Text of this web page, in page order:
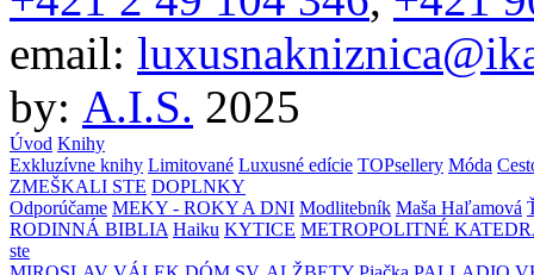
email:
by: A.I.S. 2025
Úvod Knihy
Exkluzívne knihy Limitované Luxusné edície TOPsellery Móda
ZMEŠKALI STE DOPLNKY
Odporúčame MEKY - ROKY A DNI Modlitebník Maša Haľamová
RODINNÁ BIBLIA Haiku KYTICE METROPOLITNÉ
ste